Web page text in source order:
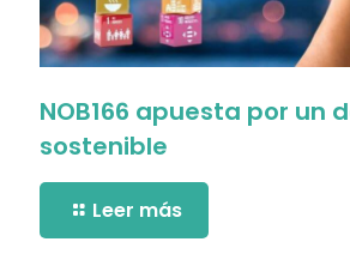
NOB166 apuesta por un
sostenible
Leer más